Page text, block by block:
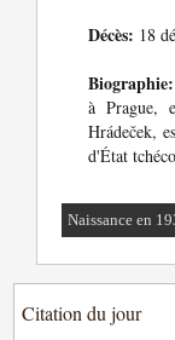
Décès: 18
Biographie:
à Prague,
Hrádeček,
d'État
Naissance en
Citation du jour